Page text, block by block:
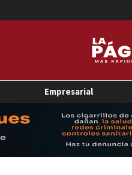
Empresarial